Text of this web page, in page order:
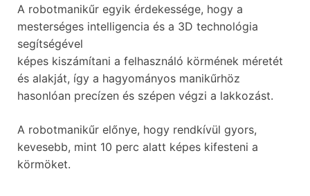
A robotmanikűr egyik érdekessége, hogy a
mesterséges intelligencia és a 3D technológia
segítségével
képes kiszámítani a felhasználó körmének méretét
és alakját, így a hagyományos manikűrhöz
hasonlóan precízen és szépen végzi a lakkozást.
A robotmanikűr előnye, hogy rendkívül gyors,
kevesebb, mint 10 perc alatt képes kifesteni a
körmöket.